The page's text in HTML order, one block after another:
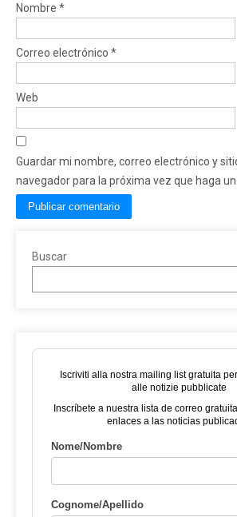
Nombre *
Correo electrónico *
Web
Guardar mi nombre, correo electrónico y
navegador para la próxima vez que haga
Buscar
Iscriviti alla nostra mailing list gratuita
alle notizie pubblicate
Inscríbete a nuestra lista de correo
enlaces a las noticias
Nome/Nombre
Cognome/Apellido